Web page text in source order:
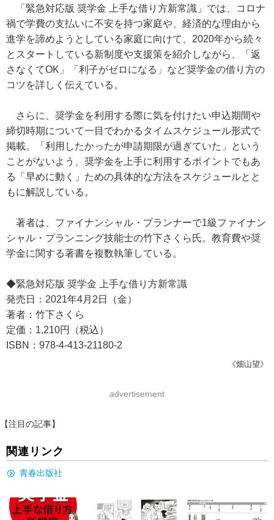
「緊急対応版 奨学金 上手な借り方新常識」では、コロナ
禍で学費の支払いに不安を持つ家庭や、経済的な理由から
進学を諦めようとしている家庭に向けて、2020年から続々
とスタートしている新制度や支援策を紹介しながら、「返
さなくてOK」「利子がゼロになる」など奨学金の借り方の
コツを詳しく伝えている。
さらに、奨学金を利用する際に気を付けたい申込期間や
締切時期について一目でわかるタイムスケジュール形式で
掲載。「利用したかったが申請期限が過ぎていた」という
ことがないよう、奨学金を上手に利用するポイントでもあ
る「早めに動く」ための具体的な方法をスケジュールとと
もに解説している。
著者は、ファイナンシャル・プランナーで1級ファイナン
シャル・プランニング技能士の竹下さくら氏。教育費や奨
学金に関する著書を複数執筆している。
◆緊急対応版 奨学金 上手な借り方新常識
発売日：2021年4月2日（金）
著者：竹下さくら
定価：1,210円（税込）
ISBN：978-4-413-21180-2
《畑山望》
advertisement
【注目の記事】
関連リンク
青春出版社